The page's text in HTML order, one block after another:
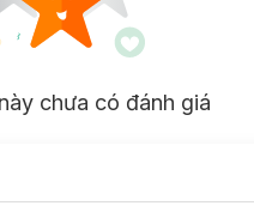
chưa có đánh giá